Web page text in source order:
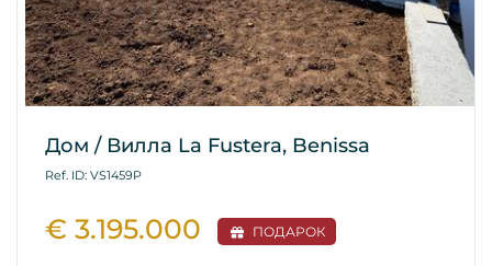
Дом / Вилла La Fustera, Benissa
Ref. ID: VS1459P
€ 3.195.000 ПОДАРОК